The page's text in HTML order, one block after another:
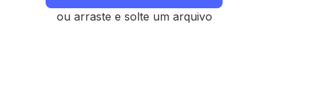
ou arraste e solte um arquivo